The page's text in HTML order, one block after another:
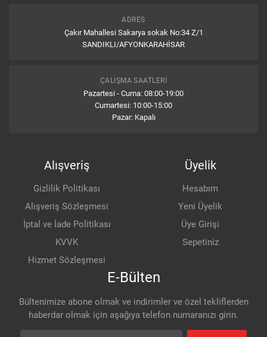
İlk değerlendirmede sen bulun...
ADRES
Çakır Mahallesi Sakarya sokak No:34 Z/1
SANDIKLI/AFYONKARAHİSAR
ÇALIŞMA SAATLERI
Pazartesi - Cuma: 08:00-19:00
Cumartesi: 10:00-15:00
Pazar: Kapalı
Alışveriş
Gizlilik Politikası
Alışveriş Sözleşmesi
İptal ve İade Politikası
KVVK
Hizmet Sözleşmesi
Üyelik
Hesabım
Yeni Üyelik
Üye Girişi
Sepetiniz
E-Bülten
Bültenimize abone olmak ve indirimler ve özel tekliflerden
haberdar olmak için aşağıya telefon numaranızı girin.